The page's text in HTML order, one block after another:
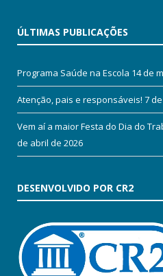
ÚLTIMAS PUBLICAÇÕES
Programa Saúde na Escola 14 de
Atenção, pais e responsáveis! 7
Vem aí a maior Festa do Dia do
de abril de 2026
DESENVOLVIDO POR CR2